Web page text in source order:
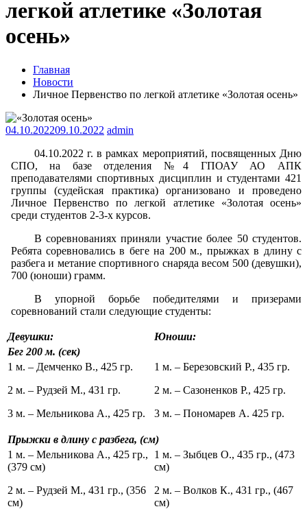
легкой атлетике «Золотая
осень»
Главная
Новости
Личное Первенство по легкой атлетике «Золотая осень»
04.10.202209.10.2022 admin
04.10.2022 г. в рамках мероприятий, посвященных Дню
СПО, на базе отделения №4 ГПОАУ АО АПК
преподавателями спортивных дисциплин и студентами 421
группы (судейская практика) организовано и проведено
Личное Первенство по легкой атлетике «Золотая осень»
среди студентов 2-3-х курсов.
В соревнованиях приняли участие более 50 студентов.
Ребята соревновались в беге на 200 м., прыжках в длину с
разбега и метание спортивного снаряда весом 500 (девушки),
700 (юноши) грамм.
В упорной борьбе победителями и призерами
соревнований стали следующие студенты:
Девушки:
Юноши:
Бег 200 м. (сек)
1 м. – Демченко В., 425 гр.
2 м. – Рудзей М., 431 гр.
3 м. – Мельникова А., 425 гр.
1 м. – Березовский Р., 435 гр.
2 м. – Сазоненков Р., 425 гр.
3 м. – Пономарев А. 425 гр.
Прыжки в длину с разбега, (см)
1 м. – Мельникова А., 425 гр.,
(379 см)
2 м. – Рудзей М., 431 гр., (356
см)
1 м. – Зыбцев О., 435 гр., (473
см)
2 м. – Волков К., 431 гр., (467
см)